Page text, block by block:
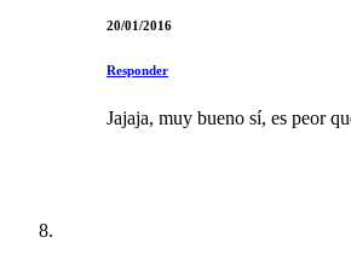
20/01/2016
Responder
Jajaja, muy bueno sí, es peor